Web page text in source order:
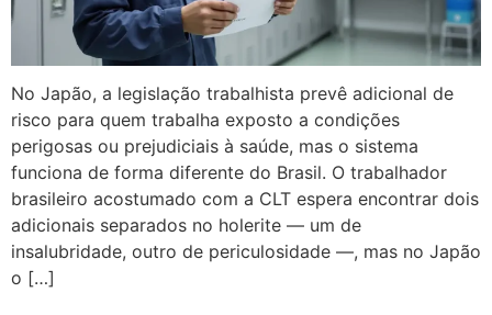
No Japão, a legislação trabalhista prevê adicional de
risco para quem trabalha exposto a condições
perigosas ou prejudiciais à saúde, mas o sistema
funciona de forma diferente do Brasil. O trabalhador
brasileiro acostumado com a CLT espera encontrar dois
adicionais separados no holerite — um de
insalubridade, outro de periculosidade —, mas no Japão
o […]